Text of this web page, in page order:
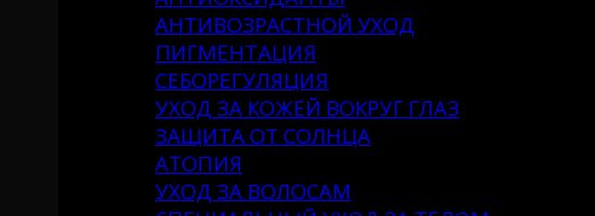
АНТИВОЗРАСТНОЙ УХОД
ПИГМЕНТАЦИЯ
СЕБОРЕГУЛЯЦИЯ
УХОД ЗА КОЖЕЙ ВОКРУГ ГЛАЗ
ЗАЩИТА ОТ СОЛНЦА
АТОПИЯ
УХОД ЗА ВОЛОСАМ